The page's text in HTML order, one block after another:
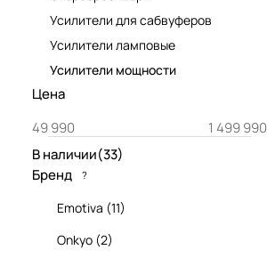
Усилители для сабвуферов
Усилители ламповые
Усилители мощности
Цена
В наличии(33)
Бренд
?
Emotiva (11)
Onkyo (2)